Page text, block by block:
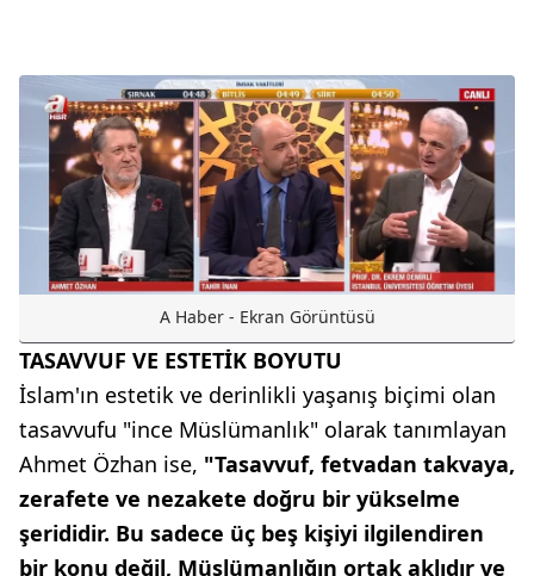
A Haber - Ekran Görüntüsü
TASAVVUF VE ESTETİK BOYUTU
İslam'ın estetik ve derinlikli yaşanış biçimi olan
tasavvufu "ince Müslümanlık" olarak tanımlayan
Ahmet Özhan ise, "Tasavvuf, fetvadan takvaya,
zerafete ve nezakete doğru bir yükselme
şerididir. Bu sadece üç beş kişiyi ilgilendiren
bir konu değil, Müslümanlığın ortak aklıdır ve